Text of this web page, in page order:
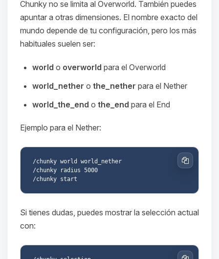
Chunky no se limita al Overworld. También puedes
apuntar a otras dimensiones. El nombre exacto del
mundo depende de tu configuración, pero los más
habituales suelen ser:
world o overworld para el Overworld
world_nether o the_nether para el Nether
world_the_end o the_end para el End
Ejemplo para el Nether:
/chunky world world_nether
/chunky radius 5000
Copiar
Si tienes dudas, puedes mostrar la selección actual
con:
que necesitas y moveré mis
pequenos circuitos para ayudarte.
09/08/2026 05:32